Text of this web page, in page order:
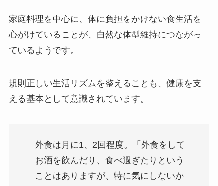
家庭料理を中心に、体に負担をかけない食生活を
心がけていることが、自然な体型維持につながっ
ているようです。
規則正しい生活リズムを整えることも、健康を支
える基本として意識されています。
外食は月に1、2回程度。「外食をして
お酒を飲んだり、食べ過ぎたりという
ことはありますが、特に気にしないか